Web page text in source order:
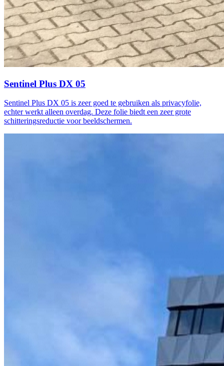
Sentinel Plus DX 05
Sentinel Plus DX 05 is zeer goed te gebruiken als privacyfolie,
echter werkt alleen overdag. Deze folie biedt een zeer grote
schitteringsreductie voor beeldschermen.